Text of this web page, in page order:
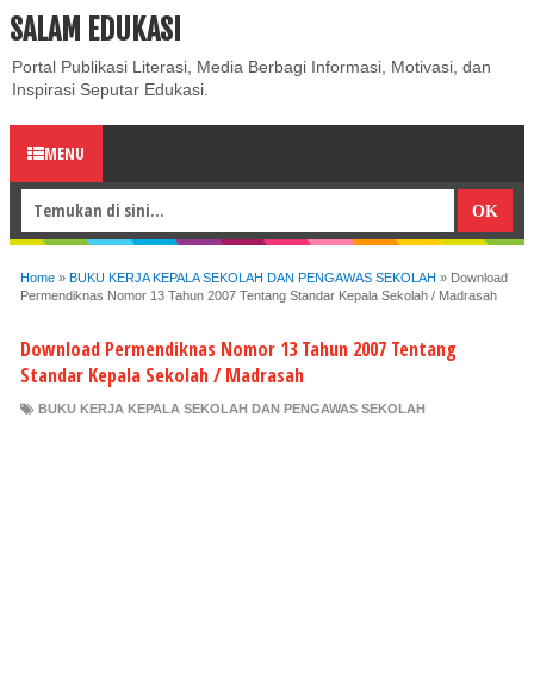
ABOUT CONTACT US
SALAM EDUKASI
Portal Publikasi Literasi, Media Berbagi Informasi, Motivasi, dan
Inspirasi Seputar Edukasi.
MENU
Home » BUKU KERJA KEPALA SEKOLAH DAN PENGAWAS SEKOLAH » Download
Permendiknas Nomor 13 Tahun 2007 Tentang Standar Kepala Sekolah / Madrasah
Download Permendiknas Nomor 13 Tahun 2007 Tentang
Standar Kepala Sekolah / Madrasah
BUKU KERJA KEPALA SEKOLAH DAN PENGAWAS SEKOLAH